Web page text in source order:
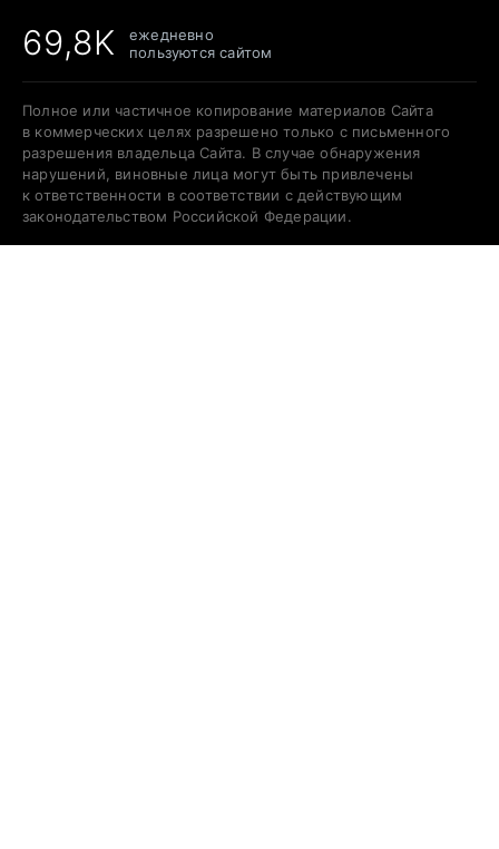
69,8K
ежедневно
пользуются сайтом
Полное или частичное копирование материалов Сайта
в коммерческих целях разрешено только с письменного
разрешения владельца Сайта. В случае обнаружения
нарушений, виновные лица могут быть привлечены
к ответственности в соответствии с действующим
законодательством Российской Федерации.